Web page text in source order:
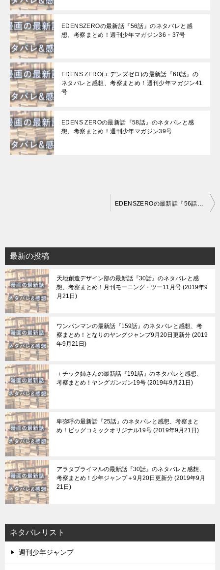
EDENSZEROの最新話『56話』のネタバレと感
想、考察まとめ！週刊少年マガジン36・37号
EDENS ZERO(エデンズゼロ)の最新話『60話』の
ネタバレと感想、考察まとめ！週刊少年マガジン41
号
EDENS ZEROの最新話『58話』のネタバレと感
想、考察まとめ！週刊少年マガジン39号
ビ
ゲ
ー
シ
ョ
ン
EDENSZEROの最新話『56話』のネタバレと感想、考察まとめ！週刊少年マガジン36・37号
最新の投稿
天地創造デザイン部の最新話『30話』のネタバレと感
想、考察まとめ！月刊モーニング・ツー11月号 2019年9
月21日
ワンパンマンの最新話『159話』のネタバレと感想、考
察まとめ！となりのヤングジャンプ9月20日更新分 2019
年9月21日
＋チック姉さんの最新話『191話』のネタバレと感想、
考察まとめ！ヤングガンガン19号 2019年9月21日
卑弥呼の最新話『25話』のネタバレと感想、考察まと
め！ビッグコミックオリジナル19号 2019年9月21日
アラタプライマルの最新話『30話』のネタバレと感想、
考察まとめ！少年ジャンプ＋9月20日更新分 2019年9月
21日
ネタバレリスト
週刊少年ジャンプ